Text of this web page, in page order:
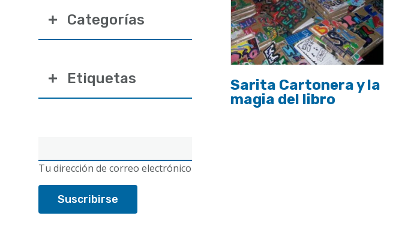
navegación
electrónico
Tu dirección de correo electrónico
Categorías
Etiquetas
Sarita Cartonera y la
magia del libro